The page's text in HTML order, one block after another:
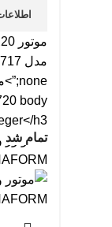
body
h3>
تمام شد